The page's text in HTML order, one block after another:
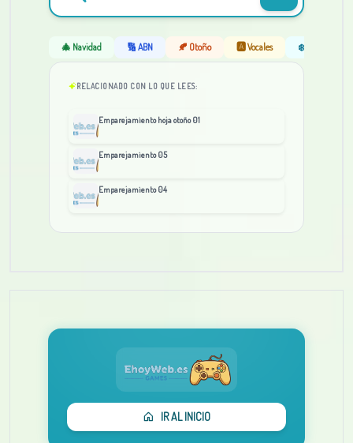
🎄 Navidad 🔢 ABN 🍂 Otoño 🅰️ Vocales ❄️ Invierno
RELACIONADO CON LO QUE LEES:
Emparejamiento hoja otoño 01
Emparejamiento 05
Emparejamiento 04
IR AL INICIO